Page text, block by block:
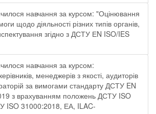
навчання за курсом: "Оцінювання
щодо діяльності різних типів органів,
згідно з ДСТУ ЕN ISO/IES
навчання за курсом:
менеджерів з якості, аудиторів
за вимогами стандарту ДСТУ EN
з врахуванням положень ДСТУ ISO
ISO 31000:2018, ЕА, ILAC-